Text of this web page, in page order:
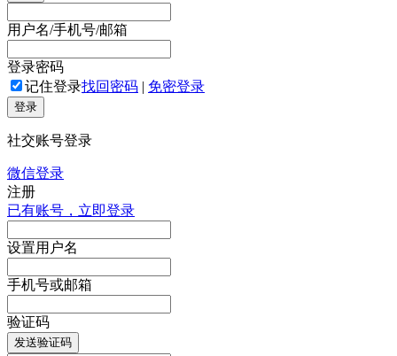
用户名/手机号/邮箱
登录密码
记住登录找回密码 | 免密登录
登录
社交账号登录
微信登录
注册
已有账号，立即登录
设置用户名
手机号或邮箱
验证码
发送验证码